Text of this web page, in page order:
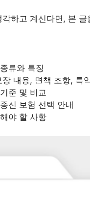
하고 계신다면, 본 글
류와 특징
내용, 면책 조항, 특
준 및 비교
신 보험 선택 안내
야 할 사항